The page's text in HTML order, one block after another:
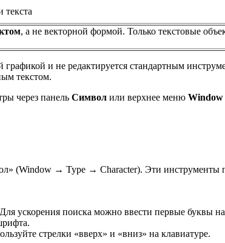
текста
, а не векторной формой. Только текстовые
графикой и не редактируется стандартным
текстом.
через панель Символ или верхнее меню
(Window → Type → Character). Эти инструменты
ускорения поиска можно ввести первые буквы
стрелки «вверх» и «вниз» на клавиатуре.